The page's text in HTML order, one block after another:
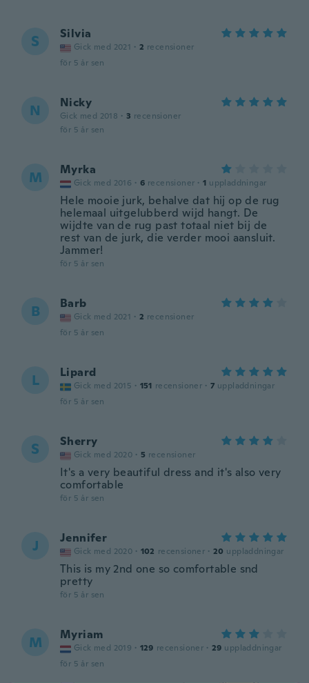
S Silvia
Gick med 2021 · 2 recensioner
för 5 år sen
N Nicky
Gick med 2018 · 3 recensioner
för 5 år sen
M Myrka
Gick med 2016 · 6 recensioner · 1 uppladdningar
Hele mooie jurk, behalve dat hij op de rug
helemaal uitgelubberd wijd hangt. De
wijdte van de rug past totaal niet bij de
rest van de jurk, die verder mooi aansluit.
Jammer!
för 5 år sen
B Barb
Gick med 2021 · 2 recensioner
för 5 år sen
L Lipard
Gick med 2015 · 151 recensioner · 7 uppladdningar
för 5 år sen
S Sherry
Gick med 2020 · 5 recensioner
It's a very beautiful dress and it's also very
comfortable
för 5 år sen
J Jennifer
Gick med 2020 · 102 recensioner · 20 uppladdningar
This is my 2nd one so comfortable snd
pretty
för 5 år sen
M Myriam
Gick med 2019 · 129 recensioner · 29 uppladdningar
för 5 år sen